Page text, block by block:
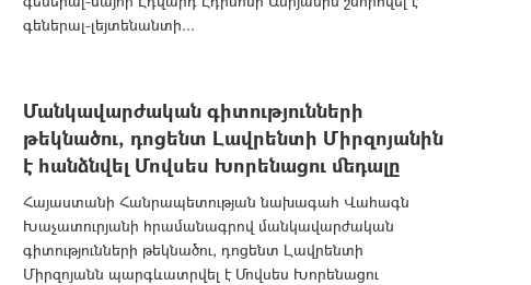
գեներալ-լեյտենանտի...
Մանկավարժական գիտությունների
թեկնածու, դոցենտ Լավրենտի Միրզոյանին
է հանձնվել Մովսես Խորենացու մեդալը
Հայաստանի Հանրապետության նախագահ Վահագն
Խաչատուրյանի հրամանագրով մանկավարժական
գիտությունների թեկնածու, դոցենտ Լավրենտի
Միրզոյանն պարգևատրվել է Մովսես Խորենացու